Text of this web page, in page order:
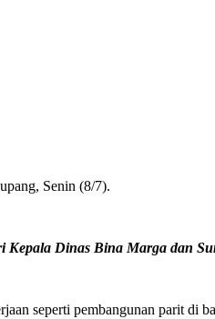
Senin (8/7).
Dinas Bina Marga dan
seperti pembangunan parit di